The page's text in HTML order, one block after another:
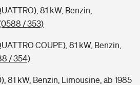
81 kW, Benzin,
/ 353)
COUPE), 81 kW, Benzin,
/ 354)
81 kW, Benzin, Limousine, ab 1985